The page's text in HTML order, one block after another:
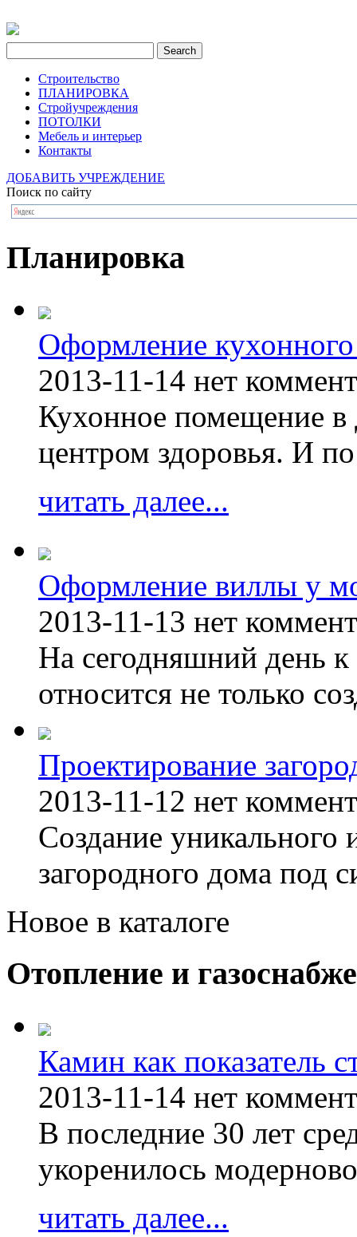
Строительство
ПЛАНИРОВКА
Стройучреждения
ПОТОЛКИ
Мебель и интерьер
Контакты
ДОБАВИТЬ УЧРЕЖДЕНИЕ
Поиск по сайту
Планировка
Оформление
2013-11-14 нет
Кухонное помещение в
центром здоровья. И
читать далее...
Оформление виллы у
2013-11-13 нет
На сегодняшний день к
относится не только
Проектирование
2013-11-12 нет
Создание уникального
загородного дома под
Новое в каталоге
Отопление и
Камин как показатель
2013-11-14 нет
В последние 30 лет
укоренилось
читать далее...